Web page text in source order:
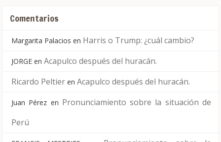
Comentarios
Margarita Palacios en Harris o Trump: ¿cuál cambio?
JORGE en Acapulco después del huracán.
Ricardo Peltier en Acapulco después del huracán.
Juan Pérez en Pronunciamiento sobre la situación de
Perú